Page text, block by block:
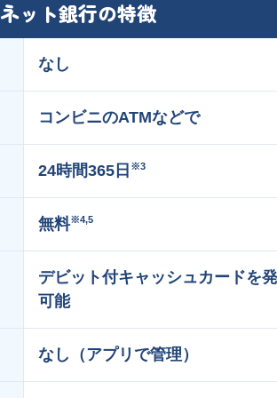
ネット銀行の特徴
なし
コンビニのATMなどで
24時間365日 ※3
無料※4,5
デビット付キャッシュカードを
可能
なし（アプリで管理）